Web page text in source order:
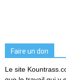
Faire un don
Le site